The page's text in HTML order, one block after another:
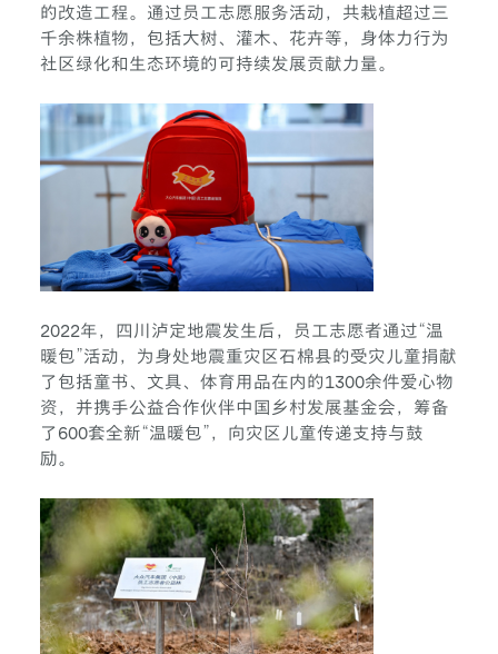
的改造工程。通过员工志愿服务活动，共栽植超过三
千余株植物，包括大树、灌木、花卉等，身体力行为
社区绿化和生态环境的可持续发展贡献力量。
2022年，四川泸定地震发生后，员工志愿者通过“温
暖包”活动，为身处地震重灾区石棉县的受灾儿童捐献
了包括童书、文具、体育用品在内的1300余件爱心物
资，并携手公益合作伙伴中国乡村发展基金会，筹备
了600套全新“温暖包”，向灾区儿童传递支持与鼓
励。